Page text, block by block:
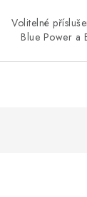
Volitelné
Blue Power a